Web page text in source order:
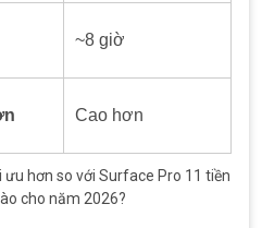
~8 giờ
Cao hơn
hơn so với Surface Pro 11 tiền
cho năm 2026?